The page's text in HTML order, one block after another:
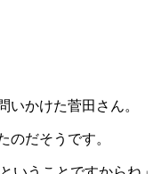
かけた菅田さん。
のだそうです。